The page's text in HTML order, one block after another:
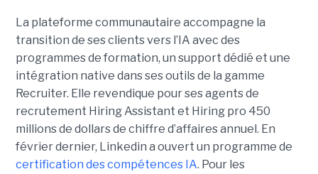
La plateforme communautaire accompagne la
transition de ses clients vers l’IA avec des
programmes de formation, un support dédié et une
intégration native dans ses outils de la gamme
Recruiter. Elle revendique pour ses agents de
recrutement Hiring Assistant et Hiring pro 450
millions de dollars de chiffre d’affaires annuel. En
février dernier, Linkedin a ouvert un programme de
certification des compétences IA. Pour les